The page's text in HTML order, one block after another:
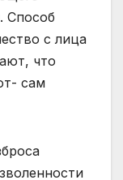
Способ
с лица
что
сам